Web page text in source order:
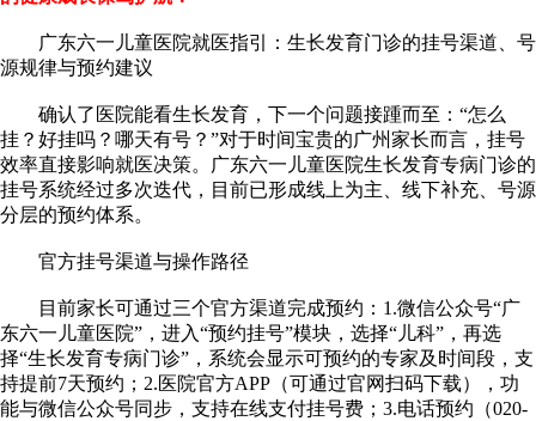
广东六一儿童医院就医指引：生长发育门诊的挂号渠道、号
源规律与预约建议
确认了医院能看生长发育，下一个问题接踵而至：“怎么
挂？好挂吗？哪天有号？”对于时间宝贵的广州家长而言，挂号
效率直接影响就医决策。广东六一儿童医院生长发育专病门诊的
挂号系统经过多次迭代，目前已形成线上为主、线下补充、号源
分层的预约体系。
官方挂号渠道与操作路径
目前家长可通过三个官方渠道完成预约：1.微信公众号“广
东六一儿童医院”，进入“预约挂号”模块，选择“儿科”，再选
择“生长发育专病门诊”，系统会显示可预约的专家及时间段，支
持提前7天预约；2.医院官方APP（可通过官网扫码下载），功
能与微信公众号同步，支持在线支付挂号费；3.电话预约（020-